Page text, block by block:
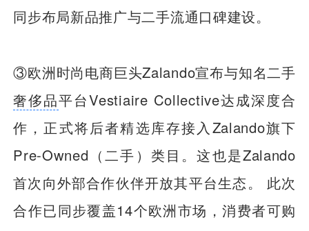
同步布局新品推广与二手流通口碑建设。
③欧洲时尚电商巨头Zalando宣布与知名二手
奢侈品平台Vestiaire Collective达成深度合
作，正式将后者精选库存接入Zalando旗下
Pre-Owned（二手）类目。这也是Zalando
首次向外部合作伙伴开放其平台生态。 此次
合作已同步覆盖14个欧洲市场，消费者可购